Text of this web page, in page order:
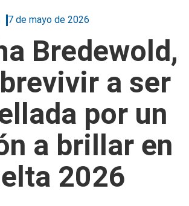
7 de mayo de 2026
Bredewold,
a ser
por un
a brillar en
2026